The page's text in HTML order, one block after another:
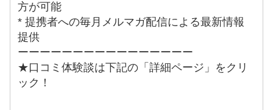
方が可能
* 提携者への毎月メルマガ配信による最新情報
提供
ーーーーーーーーーーーーーーーー
★口コミ体験談は下記の「詳細ページ」をクリ
ック！